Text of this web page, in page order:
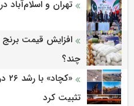
تهران و اسلام‌آباد
افزایش قیمت برنج
چند؟
تثبیت کرد